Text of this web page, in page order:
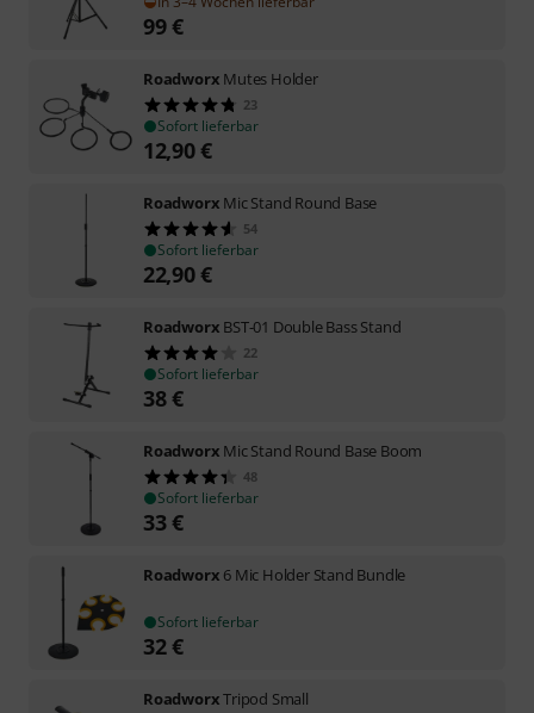
99€
Roadworx Mutes Holder
23
Sofort lieferbar
12,90€
Roadworx Mic Stand Round Base
54
Sofort lieferbar
22,90€
Roadworx BST-01 Double Bass Stand
22
Sofort lieferbar
38€
Roadworx Mic Stand Round Base Boom
48
Sofort lieferbar
33€
Roadworx 6 Mic Holder Stand Bundle
Sofort lieferbar
32€
RoadworxTripod Small